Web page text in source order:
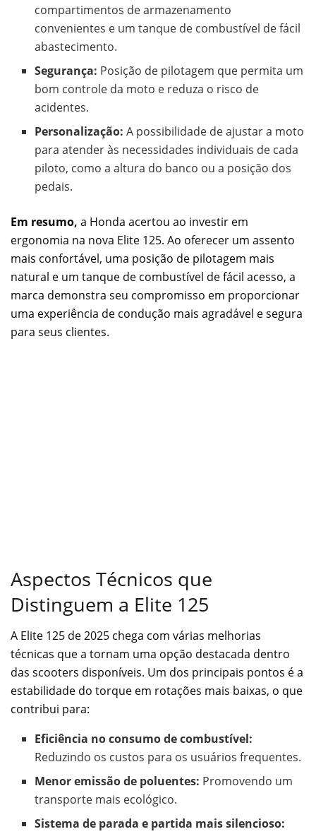
compartimentos de armazenamento
convenientes e um tanque de combustível de fácil
abastecimento.
Segurança: Posição de pilotagem que permita um
bom controle da moto e reduza o risco de
acidentes.
Personalização: A possibilidade de ajustar a moto
para atender às necessidades individuais de cada
piloto, como a altura do banco ou a posição dos
pedais.
Em resumo, a Honda acertou ao investir em
ergonomia na nova Elite 125. Ao oferecer um assento
mais confortável, uma posição de pilotagem mais
natural e um tanque de combustível de fácil acesso, a
marca demonstra seu compromisso em proporcionar
uma experiência de condução mais agradável e segura
para seus clientes.
Aspectos Técnicos que
Distinguem a Elite 125
A Elite 125 de 2025 chega com várias melhorias
técnicas que a tornam uma opção destacada dentro
das scooters disponíveis. Um dos principais pontos é a
estabilidade do torque em rotações mais baixas, o que
contribui para:
Eficiência no consumo de combustível:
Reduzindo os custos para os usuários frequentes.
Menor emissão de poluentes: Promovendo um
transporte mais ecológico.
Sistema de parada e partida mais silencioso: